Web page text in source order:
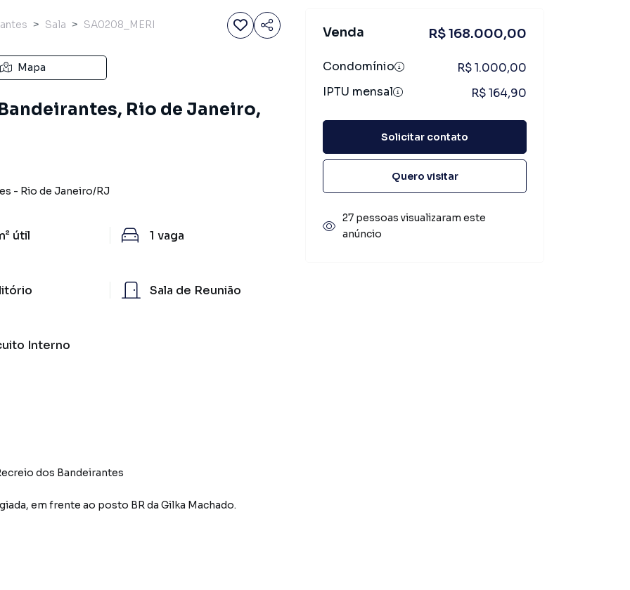
Sala SA0208_MERI
Mapa
Rio de Janeiro,
- Rio de Janeiro/RJ
útil 1 vaga
Sala de Reunião
Interno
dos Bandeirantes
em frente ao posto BR da Gilka Machado.
Venda R$ 168.000,00
Condomínio
R$ 1.000,00
IPTU mensal
R$ 164,90
Solicitar contato
Quero visitar
27 pessoas visualizaram este
anúncio